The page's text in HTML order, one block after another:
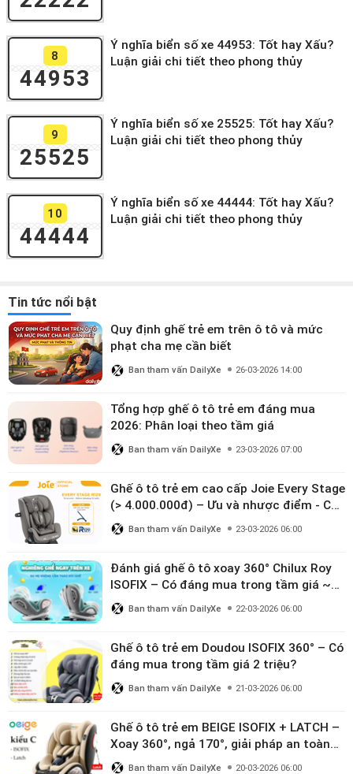
8
44953
Ý nghĩa biển số xe 44953: Tốt hay Xấu?
Luận giải chi tiết theo phong thủy
9
25525
Ý nghĩa biển số xe 25525: Tốt hay Xấu?
Luận giải chi tiết theo phong thủy
10
44444
Ý nghĩa biển số xe 44444: Tốt hay Xấu?
Luận giải chi tiết theo phong thủy
Tin tức nổi bật
Quy định ghế trẻ em trên ô tô và mức
phạt cha mẹ cần biết
Ban tham vấn DailyXe 26-03-2026 14:00
Tổng hợp ghế ô tô trẻ em đáng mua
2026: Phân loại theo tầm giá
Ban tham vấn DailyXe 23-03-2026 07:00
Ghế ô tô trẻ em cao cấp Joie Every Stage
(> 4.000.000đ) – Ưu và nhược điểm - Có
đáng đầu tư cho bé từ 0–12 tuổi?
Ban tham vấn DailyXe 23-03-2026 06:00
Đánh giá ghế ô tô xoay 360° Chilux Roy
ISOFIX – Có đáng mua trong tầm giá ~3
triệu
Ban tham vấn DailyXe 22-03-2026 06:00
Ghế ô tô trẻ em Doudou ISOFIX 360° – Có
đáng mua trong tầm giá 2 triệu?
Ban tham vấn DailyXe 21-03-2026 06:00
Ghế ô tô trẻ em BEIGE ISOFIX + LATCH –
Xoay 360°, ngả 170°, giải pháp an toàn
linh hoạt cho bé 0–10 tuổi
Ban tham vấn DailyXe 20-03-2026 06:00